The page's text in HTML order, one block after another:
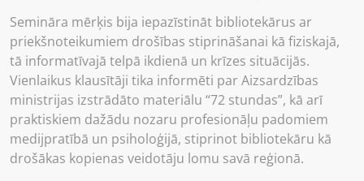
Semināra mērķis bija iepazīstināt bibliotekārus ar
priekšnoteikumiem drošības stiprināšanai kā fiziskajā,
tā informatīvajā telpā ikdienā un krīzes situācijās.
Vienlaikus klausītāji tika informēti par Aizsardzības
ministrijas izstrādāto materiālu “72 stundas”, kā arī
praktiskiem dažādu nozaru profesionāļu padomiem
medijpratībā un psiholoģijā, stiprinot bibliotekāru kā
drošākas kopienas veidotāju lomu savā reģionā.